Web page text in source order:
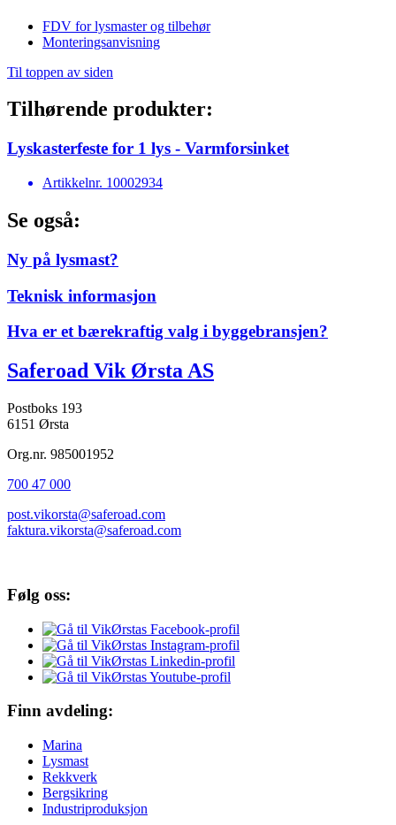
FDV for lysmaster og tilbehør
Monteringsanvisning
Til toppen av siden
Tilhørende produkter:
Lyskasterfeste for 1 lys - Varmforsinket
Artikkelnr. 10002934
Se også:
Ny på lysmast?
Teknisk informasjon
Hva er et bærekraftig valg i byggebransjen?
Saferoad Vik Ørsta AS
Postboks 193
6151 Ørsta
Org.nr. 985001952
700 47 000
post.vikorsta@saferoad.com
faktura.vikorsta@saferoad.com
Følg oss:
Finn avdeling:
Marina
Lysmast
Rekkverk
Bergsikring
Industriproduksjon